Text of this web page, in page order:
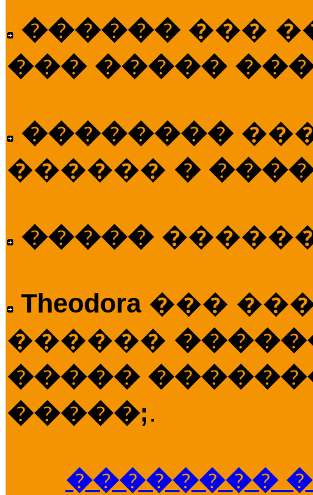
������ ���
��� �����
��������
������ �
�����
Theodora ���
������
�����
�����;.
��������